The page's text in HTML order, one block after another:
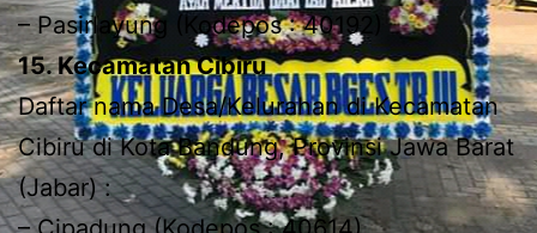
– Pasirlayung (Kodepos : 40192)
15. Kecamatan Cibiru
Daftar nama Desa/Kelurahan di Kecamatan
Cibiru di Kota Bandung, Provinsi Jawa Barat
(Jabar) :